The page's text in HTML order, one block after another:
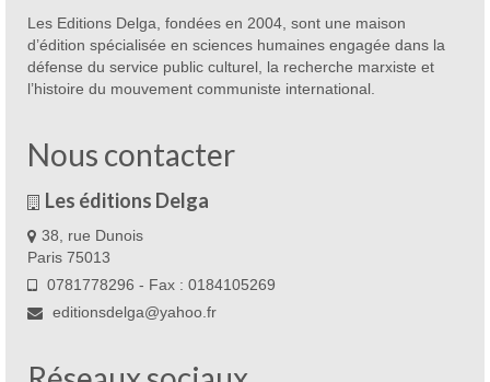
Les Editions Delga, fondées en 2004, sont une maison
d’édition spécialisée en sciences humaines engagée dans la
défense du service public culturel, la recherche marxiste et
l’histoire du mouvement communiste international.
Nous contacter
Les éditions Delga
38, rue Dunois
Paris 75013
0781778296 - Fax : 0184105269
editionsdelga@yahoo.fr